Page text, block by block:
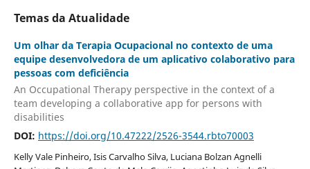
Temas da Atualidade
Um olhar da Terapia Ocupacional no contexto de uma
equipe desenvolvedora de um aplicativo colaborativo para
pessoas com deficiência
An Occupational Therapy perspective in the context of a
team developing a collaborative app for persons with
disabilities
DOI: https://doi.org/10.47222/2526-3544.rbto70003
Kelly Vale Pinheiro, Isis Carvalho Silva, Luciana Bolzan Agnelli